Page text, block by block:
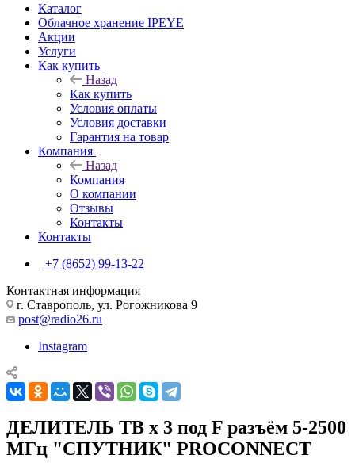
Каталог
Облачное хранение IPEYE
Акции
Услуги
Как купить
Назад
Как купить
Условия оплаты
Условия доставки
Гарантия на товар
Компания
Назад
Компания
О компании
Отзывы
Контакты
Контакты
+7 (8652) 99-13-22
Контактная информация
г. Ставрополь, ул. Рогожникова 9
post@radio26.ru
Instagram
ДЕЛИТЕЛЬ ТВ х 3 под F разъём 5-2500
МГц "СПУТНИК" PROCONNECT